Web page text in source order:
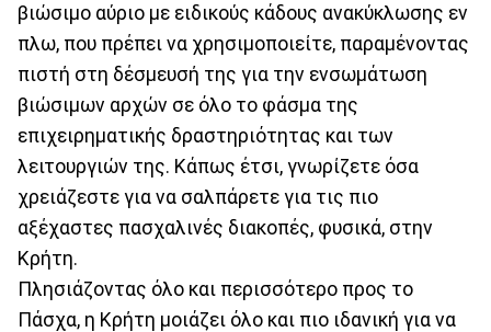
βιώσιμο αύριο με ειδικούς κάδους ανακύκλωσης εν
πλω, που πρέπει να χρησιμοποιείτε, παραμένοντας
πιστή στη δέσμευσή της για την ενσωμάτωση
βιώσιμων αρχών σε όλο το φάσμα της
επιχειρηματικής δραστηριότητας και των
λειτουργιών της. Κάπως έτσι, γνωρίζετε όσα
χρειάζεστε για να σαλπάρετε για τις πιο
αξέχαστες πασχαλινές διακοπές, φυσικά, στην
Κρήτη.
Πλησιάζοντας όλο και περισσότερο προς το
Πάσχα, η Κρήτη μοιάζει όλο και πιο ιδανική για να